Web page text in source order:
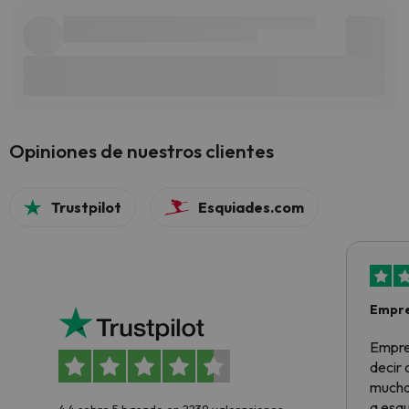
Opiniones de nuestros clientes
Trustpilot Esquiades.com
decir